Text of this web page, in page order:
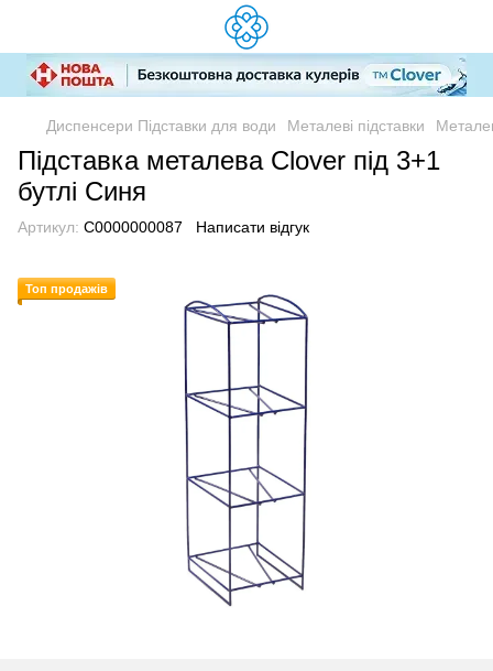
Диспенсери Підставки для води Металеві підставки
Підставка металева Clover під 3+1
бутлі Синя
Артикул: C0000000087 Написати відгук
Топ продажів